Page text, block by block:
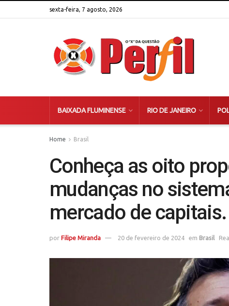
sexta-feira, 7 agosto, 2026
BAIXADA FLUMINENSE RIO DE JANEIRO
Home Brasil
Conheça as oito
mudanças no
mercado de capitais.
por Filipe Miranda 20 de fevereiro de 2024 em Brasil